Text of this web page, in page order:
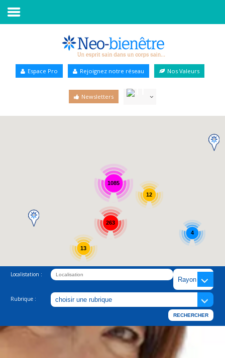
Annuaire Bien-être
Espace Pro Rejoignez notre réseau Nos Valeurs
Newsletters
1085
13
263
4
12
Localistation :
Rubrique :